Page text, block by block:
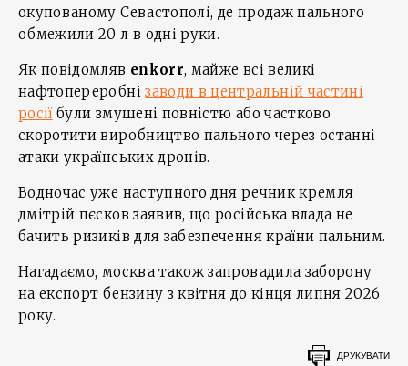
окупованому Севастополі, де продаж пального
обмежили 20 л в одні руки.
Як повідомляв enkorr, майже всі великі
нафтопереробнізаводи в центральній частині
росії були змушені повністю або частково
скоротити виробництво пального через останні
атаки українських дронів.
Водночас уже наступного дня речник кремля
дмітрій пєсков заявив, що російська влада не
бачить ризиків для забезпечення країни пальним.
Нагадаємо, москва також запровадила заборону
на експорт бензину з квітня до кінця липня 2026
року.
ДРУКУВАТИ